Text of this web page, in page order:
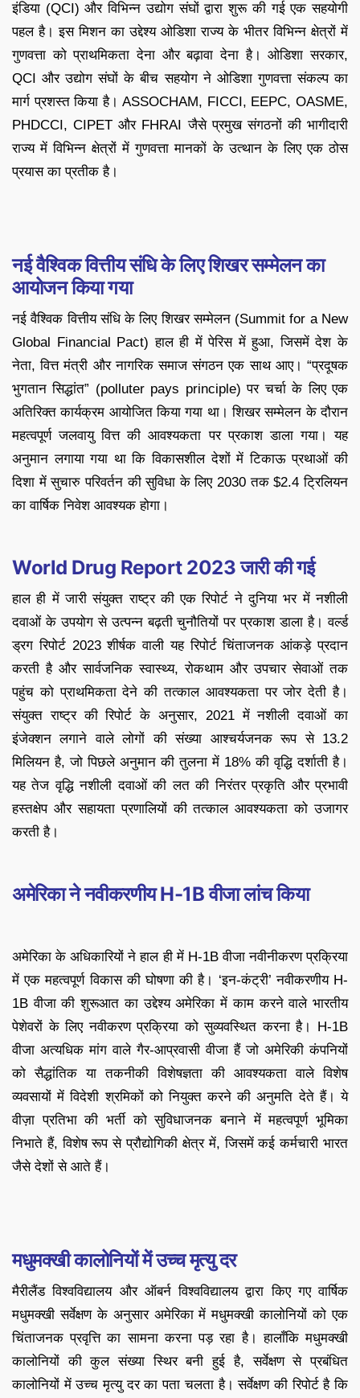
इंडिया (QCI) और विभिन्न उद्योग संघों द्वारा शुरू की गई एक सहयोगी
पहल है। इस मिशन का उद्देश्य ओडिशा राज्य के भीतर विभिन्न क्षेत्रों में
गुणवत्ता को प्राथमिकता देना और बढ़ावा देना है। ओडिशा सरकार,
QCI और उद्योग संघों के बीच सहयोग ने ओडिशा गुणवत्ता संकल्प का
मार्ग प्रशस्त किया है। ASSOCHAM, FICCI, EEPC, OASME,
PHDCCI, CIPET और FHRAI जैसे प्रमुख संगठनों की भागीदारी
राज्य में विभिन्न क्षेत्रों में गुणवत्ता मानकों के उत्थान के लिए एक ठोस
प्रयास का प्रतीक है।
नई वैश्विक वित्तीय संधि के लिए शिखर सम्मेलन का
आयोजन किया गया
नई वैश्विक वित्तीय संधि के लिए शिखर सम्मेलन (Summit for a New
Global Financial Pact) हाल ही में पेरिस में हुआ, जिसमें देश के
नेता, वित्त मंत्री और नागरिक समाज संगठन एक साथ आए। “प्रदूषक
भुगतान सिद्धांत” (polluter pays principle) पर चर्चा के लिए एक
अतिरिक्त कार्यक्रम आयोजित किया गया था। शिखर सम्मेलन के दौरान
महत्वपूर्ण जलवायु वित्त की आवश्यकता पर प्रकाश डाला गया। यह
अनुमान लगाया गया था कि विकासशील देशों में टिकाऊ प्रथाओं की
दिशा में सुचारु परिवर्तन की सुविधा के लिए 2030 तक $2.4 ट्रिलियन
का वार्षिक निवेश आवश्यक होगा।
World Drug Report 2023 जारी की गई
हाल ही में जारी संयुक्त राष्ट्र की एक रिपोर्ट ने दुनिया भर में नशीली
दवाओं के उपयोग से उत्पन्न बढ़ती चुनौतियों पर प्रकाश डाला है। वर्ल्ड
ड्रग रिपोर्ट 2023 शीर्षक वाली यह रिपोर्ट चिंताजनक आंकड़े प्रदान
करती है और सार्वजनिक स्वास्थ्य, रोकथाम और उपचार सेवाओं तक
पहुंच को प्राथमिकता देने की तत्काल आवश्यकता पर जोर देती है।
संयुक्त राष्ट्र की रिपोर्ट के अनुसार, 2021 में नशीली दवाओं का
इंजेक्शन लगाने वाले लोगों की संख्या आश्चर्यजनक रूप से 13.2
मिलियन है, जो पिछले अनुमान की तुलना में 18% की वृद्धि दर्शाती है।
यह तेज वृद्धि नशीली दवाओं की लत की निरंतर प्रकृति और प्रभावी
हस्तक्षेप और सहायता प्रणालियों की तत्काल आवश्यकता को उजागर
करती है।
अमेरिका ने नवीकरणीय H-1B वीजा लांच किया
अमेरिका के अधिकारियों ने हाल ही में H-1B वीजा नवीनीकरण प्रक्रिया
में एक महत्वपूर्ण विकास की घोषणा की है। ‘इन-कंट्री’ नवीकरणीय H-
1B वीजा की शुरूआत का उद्देश्य अमेरिका में काम करने वाले भारतीय
पेशेवरों के लिए नवीकरण प्रक्रिया को सुव्यवस्थित करना है। H-1B
वीजा अत्यधिक मांग वाले गैर-आप्रवासी वीजा हैं जो अमेरिकी कंपनियों
को सैद्धांतिक या तकनीकी विशेषज्ञता की आवश्यकता वाले विशेष
व्यवसायों में विदेशी श्रमिकों को नियुक्त करने की अनुमति देते हैं। ये
वीज़ा प्रतिभा की भर्ती को सुविधाजनक बनाने में महत्वपूर्ण भूमिका
निभाते हैं, विशेष रूप से प्रौद्योगिकी क्षेत्र में, जिसमें कई कर्मचारी भारत
जैसे देशों से आते हैं।
मधुमक्खी कालोनियों में उच्च मृत्यु दर
मैरीलैंड विश्वविद्यालय और ऑबर्न विश्वविद्यालय द्वारा किए गए वार्षिक
मधुमक्खी सर्वेक्षण के अनुसार अमेरिका में मधुमक्खी कालोनियों को एक
चिंताजनक प्रवृत्ति का सामना करना पड़ रहा है। हालाँकि मधुमक्खी
कालोनियों की कुल संख्या स्थिर बनी हुई है, सर्वेक्षण से प्रबंधित
कालोनियों में उच्च मृत्यु दर का पता चलता है। सर्वेक्षण की रिपोर्ट है कि